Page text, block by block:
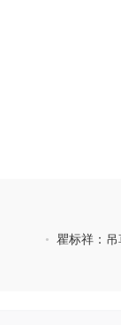
• 瞿标祥：